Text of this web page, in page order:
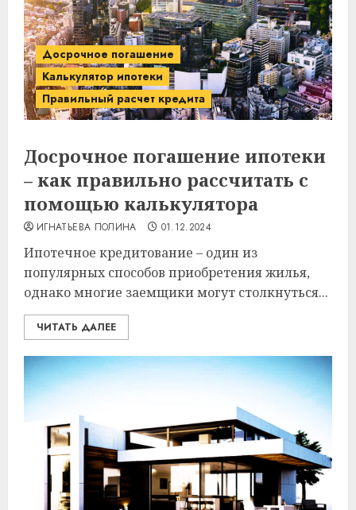
Досрочное погашение
Калькулятор ипотеки
Правильный расчет кредита
Досрочное погашение ипотеки
– как правильно рассчитать с
помощью калькулятора
ИГНАТЬЕВА ПОЛИНА 01.12.2024
Ипотечное кредитование – один из
популярных способов приобретения жилья,
однако многие заемщики могут столкнуться...
ЧИТАТЬ ДАЛЕЕ